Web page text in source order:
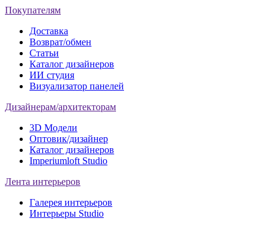
Покупателям
Доставка
Возврат/обмен
Статьи
Каталог дизайнеров
ИИ студия
Визуализатор панелей
Дизайнерам/архитекторам
3D Модели
Оптовик/дизайнер
Каталог дизайнеров
Imperiumloft Studio
Лента интерьеров
Галерея интерьеров
Интерьеры Studio